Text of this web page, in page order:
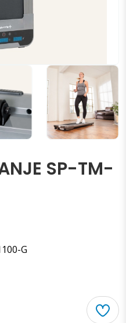
SP-TM-
G